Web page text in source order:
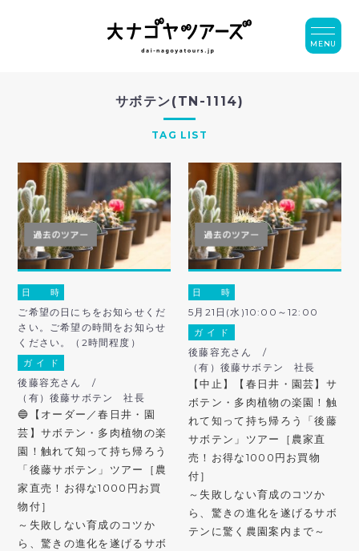
サボテン(TN-1114)
TAG LIST
日 時
ご希望の日にちをお知らせくだ
さい。ご希望の時間をお知らせ
ください。（2時間程度）
ガ イ ド
後藤容充さん /
（有）後藤サボテン 社長
🔵【オーダー／春日井・園
芸】サボテン・多肉植物の楽
園！触れて知って持ち帰ろう
「後藤サボテン」ツアー［農
家直売！お得な1000円お買
物付］
～失敗しない育成のコツか
ら、驚きの進化を遂げるサボ
日 時
5月21日(水)10:00～12:00
ガ イ ド
後藤容充さん /
（有）後藤サボテン 社長
【中止】【春日井・園芸】サ
ボテン・多肉植物の楽園！触
れて知って持ち帰ろう「後藤
サボテン」ツアー［農家直
売！お得な1000円お買物
付］
～失敗しない育成のコツか
ら、驚きの進化を遂げるサボ
テンに驚く農園案内まで～
MENU